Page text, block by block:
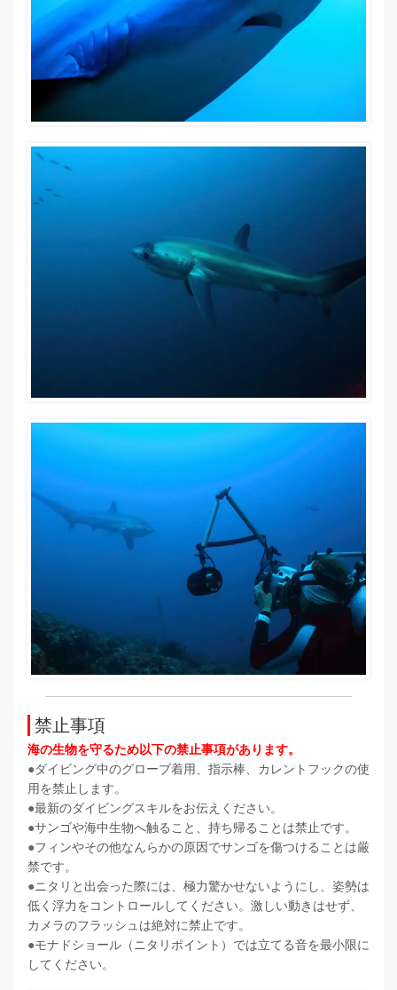
禁止事項
海の生物を守るため以下の禁止事項があります。
●ダイビング中のグローブ着用、指示棒、カレントフックの使
用を禁止します。
●最新のダイビングスキルをお伝えください。
●サンゴや海中生物へ触ること、持ち帰ることは禁止です。
●フィンやその他なんらかの原因でサンゴを傷つけることは厳
禁です。
●ニタリと出会った際には、極力驚かせないようにし、姿勢は
低く浮力をコントロールしてください。激しい動きはせず、
カメラのフラッシュは絶対に禁止です。
●モナドショール（ニタリポイント）では立てる音を最小限に
してください。